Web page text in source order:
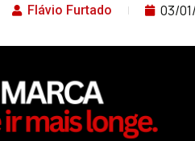
Flávio Furtado 03/